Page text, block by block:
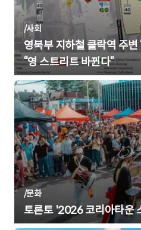
/사회
영북부 지하철 클락역 주변
“영 스트리트 바뀐다”
/문화
토론토 '2026 코리아타운